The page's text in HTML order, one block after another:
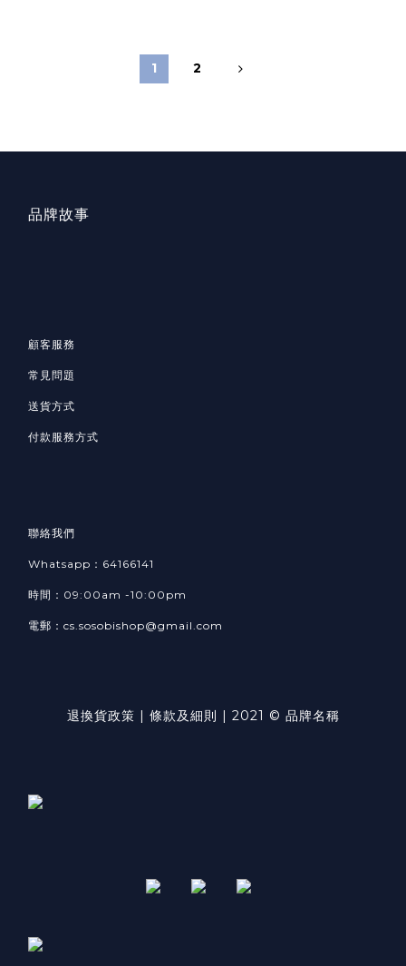
1 2
品牌故事
顧客服務
常見問題
送貨方式
付款服務方式
聯絡我們
Whatsapp：64166141
時間：09:00am -10:00pm
電郵：cs.sosobishop@gmail.com
退換貨政策 | 條款及細則 | 2021 © 品牌名稱